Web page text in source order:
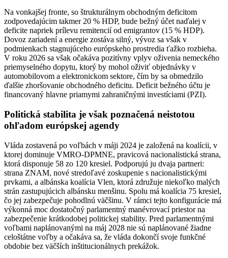
Na vonkajšej fronte, so štrukturálnym obchodným deficitom
zodpovedajúcim takmer 20 % HDP, bude bežný účet naďalej v
deficite napriek prílevu remitencií od emigrantov (15 % HDP).
Dovoz zariadení a energie zostáva silný, vývoz sa však v
podmienkach stagnujúceho európskeho prostredia ťažko rozbieha.
V roku 2026 sa však očakáva pozitívny vplyv oživenia nemeckého
priemyselného dopytu, ktorý by mohol oživiť objednávky v
automobilovom a elektronickom sektore, čím by sa obmedzilo
ďalšie zhoršovanie obchodného deficitu. Deficit bežného účtu je
financovaný hlavne priamymi zahraničnými investíciami (PZI).
Politická stabilita je však poznačená neistotou
ohľadom európskej agendy
Vláda zostavená po voľbách v máji 2024 je založená na koalícii, v
ktorej dominuje VMRO-DPMNE, pravicová nacionalistická strana,
ktorá disponuje 58 zo 120 kresiel. Podporujú ju dvaja partneri:
strana ZNAM, nové stredoľavé zoskupenie s nacionalistickými
prvkami, a albánska koalícia Vlen, ktorá združuje niekoľko malých
strán zastupujúcich albánsku menšinu. Spolu má koalícia 75 kresiel,
čo jej zabezpečuje pohodlnú väčšinu. V rámci tejto konfigurácie má
výkonná moc dostatočný parlamentný manévrovací priestor na
zabezpečenie krátkodobej politickej stability. Pred parlamentnými
voľbami naplánovanými na máj 2028 nie sú naplánované žiadne
celoštátne voľby a očakáva sa, že vláda dokončí svoje funkčné
obdobie bez väčších inštitucionálnych prekážok.